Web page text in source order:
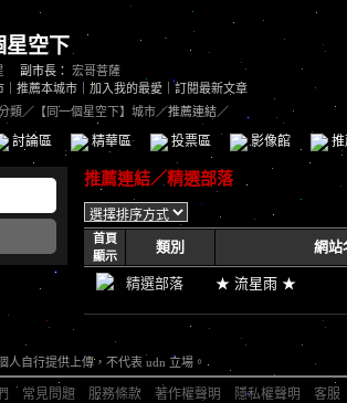
星空下
副市長： 宏哥菩薩
推薦本城市 加入我的最愛
訂閱最新文章
類 ／ 【同一個星空下】城市／推薦連結／
討論區 精華區 投票區 影像館
推薦連結／精選部落
首頁
顯示
類別 網站
精選部落 ★ 流星雨 ★
人自行提供上傳，不代表 udn 立場。
常見問題 服務條款 著作權聲明 隱私權聲明 客服